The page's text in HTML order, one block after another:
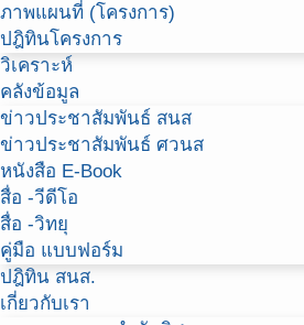
ภาพแผนที่ (โครงการ)
ปฎิทินโครงการ
วิเคราะห์
คลังข้อมูล
ข่าวประชาสัมพันธ์ สนส
ข่าวประชาสัมพันธ์ ศวนส
หนังสือ E-Book
สื่อ -วีดีโอ
สื่อ -วิทยุ
คู่มือ แบบฟอร์ม
ปฎิทิน สนส.
เกี่ยวกับเรา